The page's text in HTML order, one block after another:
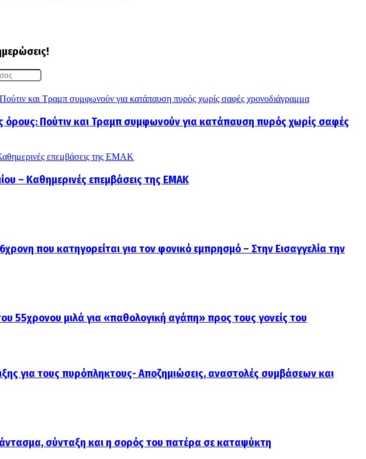
και Τραμπ συμφωνούν για κατάπαυση πυρός χωρίς σαφές χρονοδιάγραμμα
όρους: Πούτιν και Τραμπ συμφωνούν για κατάπαυση πυρός χωρίς σαφές
επεμβάσεις της ΕΜΑΚ
– Καθημερινές επεμβάσεις της ΕΜΑΚ
που κατηγορείται για τον φονικό εμπρησμό – Στην Εισαγγελία την
55χρονου μιλά για «παθολογική αγάπη» προς τους γονείς του
για τους πυρόπληκτους- Αποζημιώσεις, αναστολές συμβάσεων και
σύνταξη και η σορός του πατέρα σε καταψύκτη